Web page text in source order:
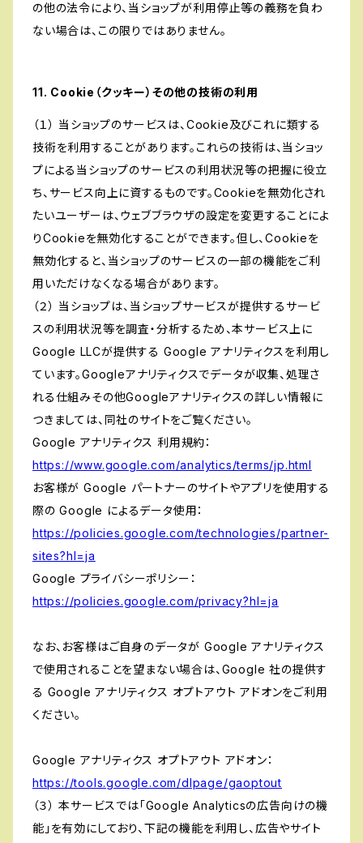
の他の法令により、当ショップが利用停止等の義務を負わ
ない場合は、この限りではありません。
11. Cookie（クッキー）その他の技術の利用
（１） 当ショップのサービスは、Cookie及びこれに類する
技術を利用することがあります。これらの技術は、当ショッ
プによる当ショップのサービスの利用状況等の把握に役立
ち、サービス向上に資するものです。Cookieを無効化され
たいユーザーは、ウェブブラウザの設定を変更することによ
りCookieを無効化することができます。但し、Cookieを
無効化すると、当ショップのサービスの一部の機能をご利
用いただけなくなる場合があります。
（２） 当ショップは、当ショップサービスが提供するサービ
スの利用状況等を調査・分析するため、本サービス上に
Google LLCが提供する Google アナリティクスを利用し
ています。Googleアナリティクスでデータが収集、処理さ
れる仕組みその他Googleアナリティクスの詳しい情報に
つきましては、同社のサイトをご覧ください。
Google アナリティクス 利用規約：
https://www.google.com/analytics/terms/jp.html
お客様が Google パートナーのサイトやアプリを使用する
際の Google によるデータ使用：
https://policies.google.com/technologies/partner-
sites?hl=ja
Google プライバシーポリシー：
https://policies.google.com/privacy?hl=ja
なお、お客様はご自身のデータが Google アナリティクス
で使用されることを望まない場合は、Google 社の提供す
る Google アナリティクス オプトアウト アドオンをご利用
ください。
Google アナリティクス オプトアウト アドオン：
https://tools.google.com/dlpage/gaoptout
（３） 本サービスでは「Google Analyticsの広告向けの機
能」を有効にしており、下記の機能を利用し、広告やサイト